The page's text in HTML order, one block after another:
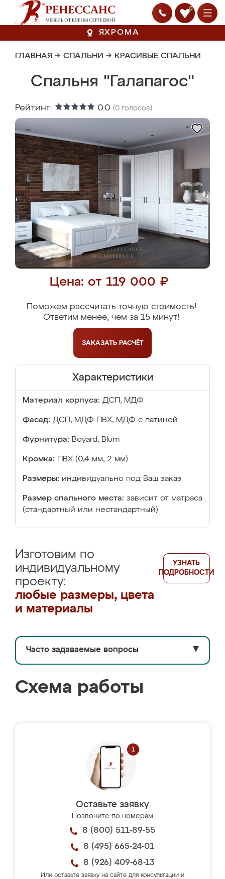
0
ЯХРОМА
ГЛАВНАЯ → СПАЛЬНИ → КРАСИВЫЕ СПАЛЬНИ
Спальня "Галапагос"
Рейтинг: 0.0 (0 голосов)
Цена: от 119 000 ₽
Поможем рассчитать точную стоимость!
Ответим менее, чем за 15 минут!
ЗАКАЗАТЬ РАСЧЁТ
Характеристики
Материал корпуса: ДСП, МДФ
Фасад: ДСП, МДФ ПВХ, МДФ с патиной
Фурнитура: Boyard, Blum
Кромка: ПВХ (0,4 мм, 2 мм)
Размеры: индивидуально под Ваш заказ
Размер спального места: зависит от матраса
(стандартный или нестандартный)
Изготовим по
индивидуальному
проекту:
любые размеры, цвета
и материалы
УЗНАТЬ
ПОДРОБНОСТИ
Часто задаваемые вопросы ▼
Схема работы
Оставьте заявку
Позвоните по номерам
8 (800) 511-89-55
8 (495) 665-24-01
8 (926) 409-68-13
Или оставьте заявку на сайте для консультации и